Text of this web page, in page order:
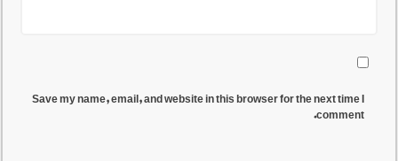
Save my name, email, and website in this browser for the next time I
comment.